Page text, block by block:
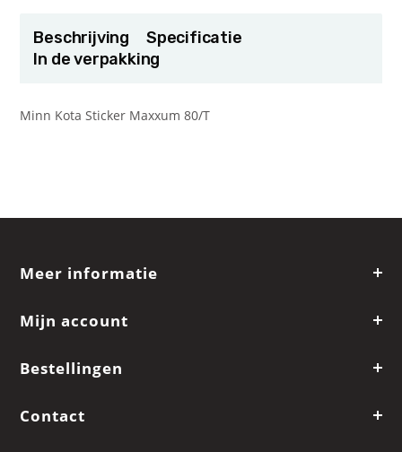
Beschrijving
Specificatie
In de verpakking
Minn Kota Sticker Maxxum 80/T
Meer informatie
Mijn account
Bestellingen
Contact